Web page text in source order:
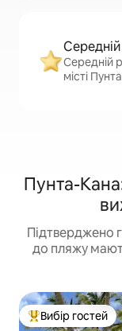
Середній
Середній
місті
Пунта-
Підтверджено
до пляжу
Топ вибір гостей
Вибір гостей